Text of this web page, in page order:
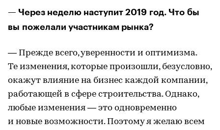
— Через неделю наступит 2019 год. Что бы
вы пожелали участникам рынка?
— Прежде всего, уверенности и оптимизма.
Те изменения, которые произошли, безусловно,
окажут влияние на бизнес каждой компании,
работающей в сфере строительства. Однако,
любые изменения — это одновременно
и новые возможности. Поэтому я желаю всем